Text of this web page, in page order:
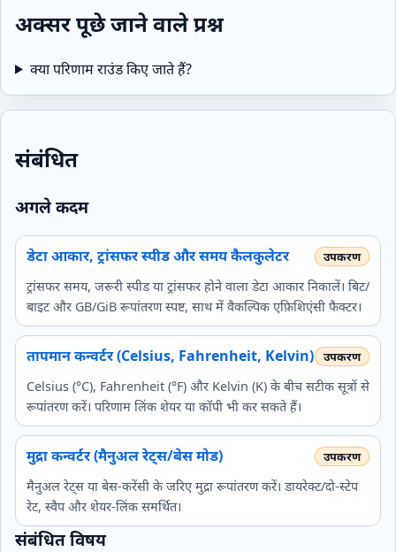
अक्सर पूछे जाने वाले प्रश्न
क्या परिणाम राउंड किए जाते हैं?
संबंधित
अगले कदम
डेटा आकार, ट्रांसफर स्पीड और समय कैलकुलेटर
ट्रांसफर समय, जरूरी स्पीड या ट्रांसफर होने वाला डेटा आकार निकालें। बिट/
बाइट और GB/GiB रूपांतरण स्पष्ट, साथ में वैकल्पिक एफ़िशिएंसी फैक्टर।
तापमान कन्वर्टर (Celsius, Fahrenheit, Kelvin)
Celsius (°C), Fahrenheit (°F) और Kelvin (K) के बीच सटीक सूत्रों से
रूपांतरण करें। परिणाम लिंक शेयर या कॉपी भी कर सकते हैं।
मुद्रा कन्वर्टर (मैनुअल रेट्स/बेस मोड)
मैनुअल रेट्स या बेस‑करेंसी के जरिए मुद्रा रूपांतरण करें। डायरेक्ट/दो‑स्टेप
रेट, स्वैप और शेयर‑लिंक समर्थित।
संबंधित विषय